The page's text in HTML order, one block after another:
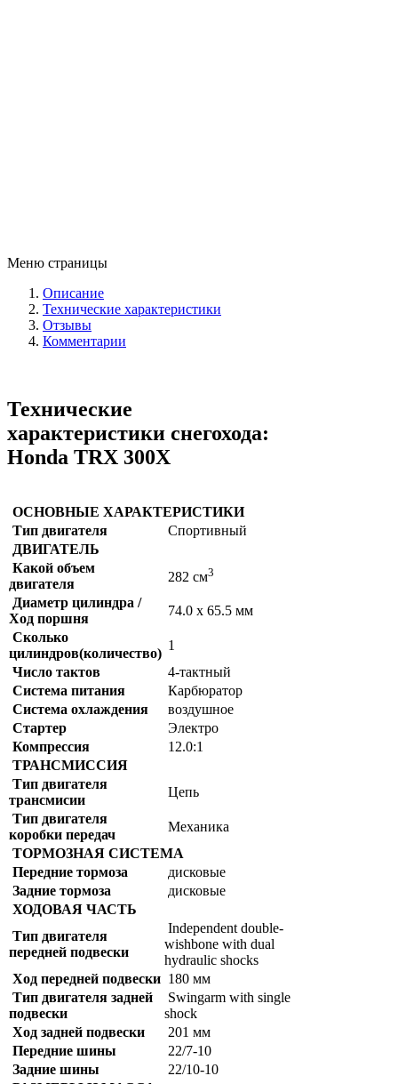
Меню страницы
Описание
Технические характеристики
Отзывы
Комментарии
Технические
характеристики снегохода:
Honda TRX 300X
ОСНОВНЫЕ ХАРАКТЕРИСТИКИ
Тип двигателя
Спортивный
ДВИГАТЕЛЬ
Какой объем
двигателя
282 см3
Диаметр цилиндра /
Ход поршня
74.0 x 65.5 мм
Сколько
цилиндров(количество)
1
Число тактов
4-тактный
Система питания
Карбюратор
Система охлаждения
воздушное
Стартер
Электро
Компрессия
12.0:1
ТРАНСМИССИЯ
Тип двигателя
трансмисии
Цепь
Тип двигателя
коробки передач
Механика
ТОРМОЗНАЯ СИСТЕМА
Передние тормоза
дисковые
Задние тормоза
дисковые
ХОДОВАЯ ЧАСТЬ
Тип двигателя
передней подвески
Independent double-
wishbone with dual
hydraulic shocks
Ход передней подвески 180 мм
Тип двигателя задней
подвески
Swingarm with single
shock
Ход задней подвески
201 мм
Передние шины
22/7-10
Задние шины
22/10-10